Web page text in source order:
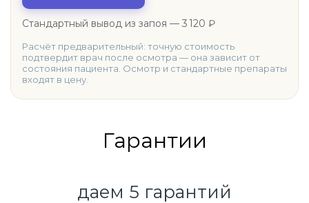
Стандартный вывод из запоя — 3 120 ₽
Расчёт предварительный: точную стоимость
подтвердит врач после осмотра — она зависит от
состояния пациента. Осмотр и стандартные препараты
входят в цену.
Гарантии
даем 5 гарантий